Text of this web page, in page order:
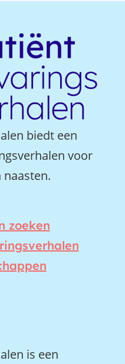
biedt een
voor
zoeken
is een